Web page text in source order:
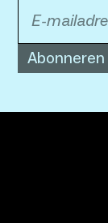
Abonneren